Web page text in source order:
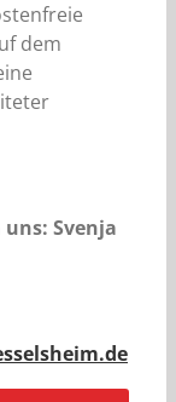
dem
Svenja